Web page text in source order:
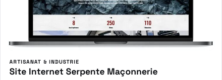
ARTISANAT & INDUSTRIE
Site Internet Serpente Maçonnerie